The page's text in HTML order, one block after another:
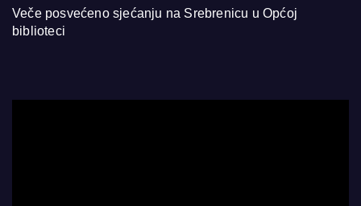
Veče posvećeno sjećanju na Srebrenicu u Općoj
biblioteci